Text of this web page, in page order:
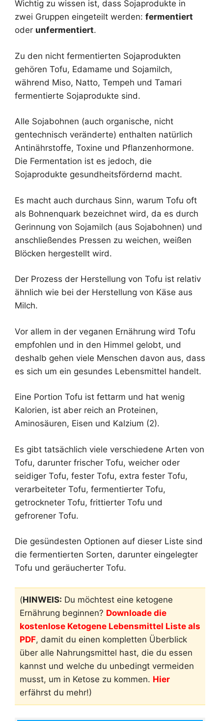
Wichtig zu wissen ist, dass Sojaprodukte in
zwei Gruppen eingeteilt werden: fermentiert
oder unfermentiert.
Zu den nicht fermentierten Sojaprodukten
gehören Tofu, Edamame und Sojamilch,
während Miso, Natto, Tempeh und Tamari
fermentierte Sojaprodukte sind.
Alle Sojabohnen (auch organische, nicht
gentechnisch veränderte) enthalten natürlich
Antinährstoffe, Toxine und Pflanzenhormone.
Die Fermentation ist es jedoch, die
Sojaprodukte gesundheitsfördernd macht.
Es macht auch durchaus Sinn, warum Tofu oft
als Bohnenquark bezeichnet wird, da es durch
Gerinnung von Sojamilch (aus Sojabohnen) und
anschließendes Pressen zu weichen, weißen
Blöcken hergestellt wird.
Der Prozess der Herstellung von Tofu ist relativ
ähnlich wie bei der Herstellung von Käse aus
Milch.
Vor allem in der veganen Ernährung wird Tofu
empfohlen und in den Himmel gelobt, und
deshalb gehen viele Menschen davon aus, dass
es sich um ein gesundes Lebensmittel handelt.
Eine Portion Tofu ist fettarm und hat wenig
Kalorien, ist aber reich an Proteinen,
Aminosäuren, Eisen und Kalzium (2).
Es gibt tatsächlich viele verschiedene Arten von
Tofu, darunter frischer Tofu, weicher oder
seidiger Tofu, fester Tofu, extra fester Tofu,
verarbeiteter Tofu, fermentierter Tofu,
getrockneter Tofu, frittierter Tofu und
gefrorener Tofu.
Die gesündesten Optionen auf dieser Liste sind
die fermentierten Sorten, darunter eingelegter
Tofu und geräucherter Tofu.
(HINWEIS: Du möchtest eine ketogene
Ernährung beginnen? Downloade die
kostenlose Ketogene Lebensmittel Liste als
PDF, damit du einen kompletten Überblick
über alle Nahrungsmittel hast, die du essen
kannst und welche du unbedingt vermeiden
musst, um in Ketose zu kommen. Hier
erfährst du mehr!)